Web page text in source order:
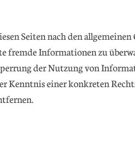
Seiten nach den
Informationen zu
der Nutzung von
Kenntnis einer konkreten